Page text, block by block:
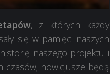
, z których każdy
się w pamięci naszych
naszego projektu i
nowicjusze będą